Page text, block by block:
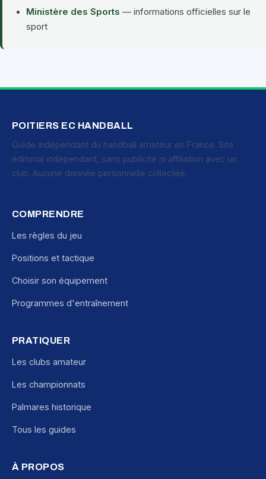
Ministère des Sports — informations officielles sur le
sport
POITIERS EC HANDBALL
Guide indépendant du handball amateur en France. Site
éditorial indépendant, sans publicité ni affiliation avec un
club. Aucune donnée personnelle collectée.
COMPRENDRE
Les règles du jeu
Positions et tactique
Choisir son équipement
Programmes d'entraînement
PRATIQUER
Les clubs amateur
Les championnats
Palmares historique
Tous les guides
À PROPOS